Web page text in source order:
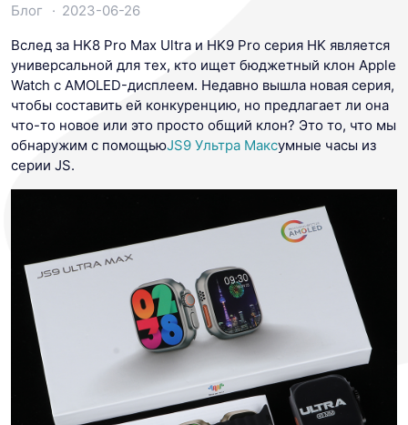
Блог
2023-06-26
Вслед за HK8 Pro Max Ultra и HK9 Pro серия HK является
универсальной для тех, кто ищет бюджетный клон Apple
Watch с AMOLED-дисплеем. Недавно вышла новая серия,
чтобы составить ей конкуренцию, но предлагает ли она
что-то новое или это просто общий клон? Это то, что мы
обнаружим с помощьюJS9 Ультра Максумные часы из
серии JS.